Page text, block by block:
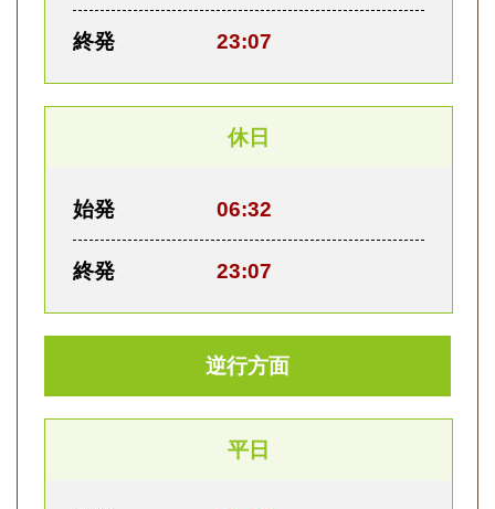
終発 23:07
休日
始発 06:32
終発 23:07
逆行方面
平日